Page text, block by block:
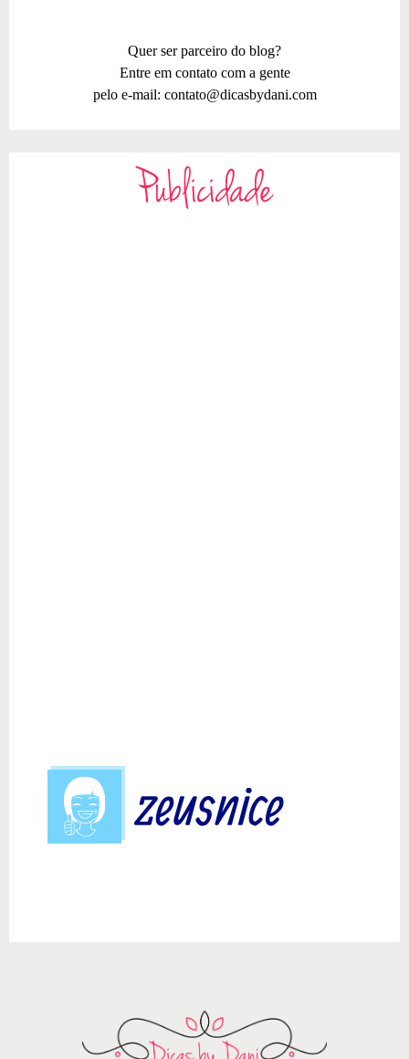
Quer ser parceiro do blog?
Entre em contato com a gente
pelo e-mail: contato@dicasbydani.com
Publicidade